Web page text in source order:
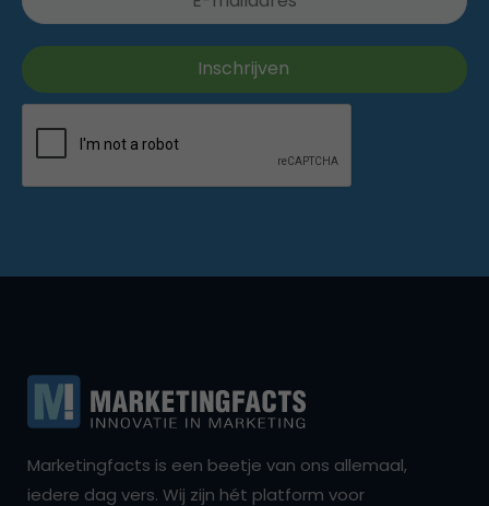
Marketingfacts is een beetje van ons allemaal,
iedere dag vers. Wij zijn hét platform voor